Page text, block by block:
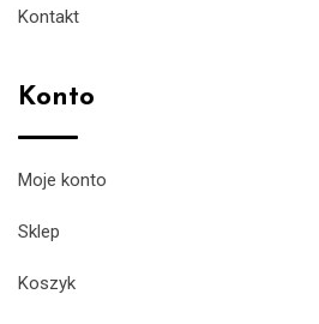
Kontakt
Konto
Moje konto
Sklep
Koszyk